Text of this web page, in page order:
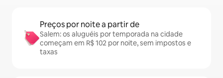
Preços por noite a partir de
Salem: os aluguéis por temporada na cidade
começam em R$ 102 por noite, sem impostos e
taxas